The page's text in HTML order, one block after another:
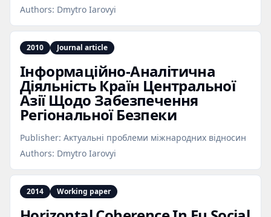
Authors: Dmytro Iarovyi
2010 Journal article
Інформаційно‑Аналітична
Діяльність Країн Центральної
Азії Щодо Забезпечення
Регіональної Безпеки
Publisher: Актуальні проблеми міжнародних відносин
Authors: Dmytro Iarovyi
2014 Working paper